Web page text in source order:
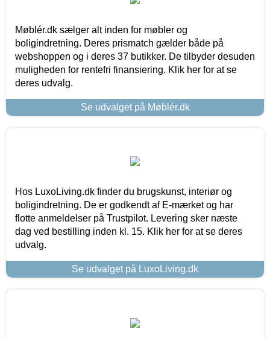
Møblér.dk sælger alt inden for møbler og
boligindretning. Deres prismatch gælder både på
webshoppen og i deres 37 butikker. De tilbyder desuden
muligheden for rentefri finansiering. Klik her for at se
deres udvalg.
Se udvalget på Møblér.dk
Hos LuxoLiving.dk finder du brugskunst, interiør og
boligindretning. De er godkendt af E-mærket og har
flotte anmeldelser på Trustpilot. Levering sker næste
dag ved bestilling inden kl. 15. Klik her for at se deres
udvalg.
Se udvalget på LuxoLiving.dk